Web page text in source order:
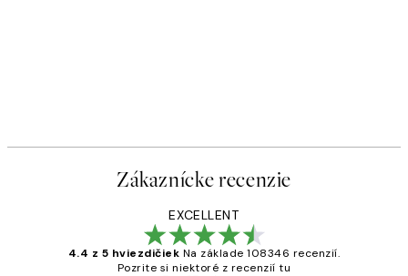
Zákaznícke recenzie
EXCELLENT
4.4 z 5 hviezdičiek Na základe 108346 recenzií.
Pozrite si niektoré z recenzií tu